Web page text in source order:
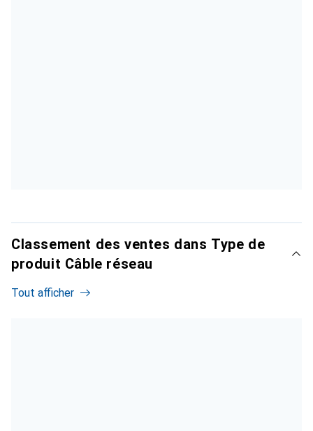
Classement des ventes dans Type de
produit Câble réseau
Tout afficher